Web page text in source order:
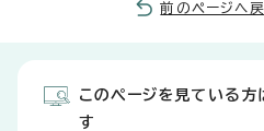
前のページへ
このページを見ている方
す